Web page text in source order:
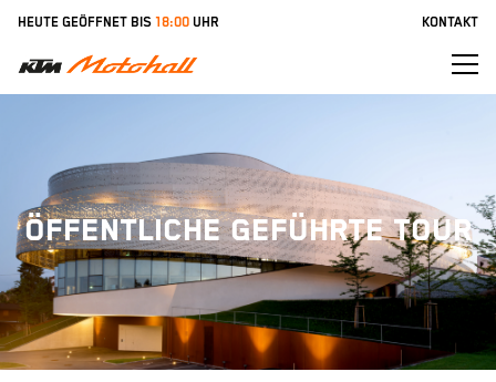
Inhalt
HEUTE GEÖFFNET BIS 18:00 UHR KONTAKT
ÖFFENTLICHE GEFÜHRTE TOUR